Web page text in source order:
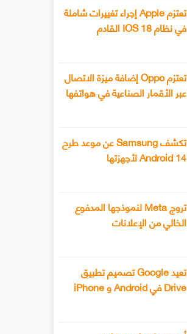
تعتزم Apple إجراء تغييرات شاملة
في نظام IOS 18 القادم
تعتزم Oppo إضافة ميزة الاتصال
عبر الأقمار الصناعية في هواتفها
تكشف Samsung عن موعد طرح
Android 14 لأجهزتها
تروج Meta لنموذجها المدفوع
الخالي من الإعلانات
تعيد Google تصميم تطبيق
Drive في Android و iPhone